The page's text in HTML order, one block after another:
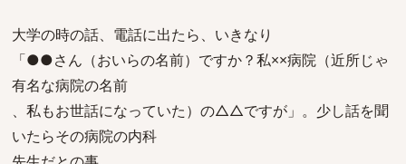
大学の時の話、電話に出たら、いきなり
「●●さん（おいらの名前）ですか？私××病院（近所じゃ
有名な病院の名前
、私もお世話になっていた）の△△ですが」。少し話を聞
いたらその病院の内科